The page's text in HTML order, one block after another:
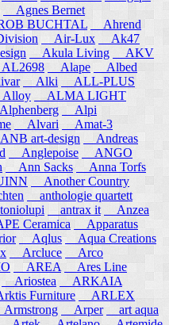
Agnes Bernet
BUCHTAL
Ahrend
Air-Lux
Ak47
Akula Living
AKV
Alape
Albed
Alki
ALL-PLUS
ALMA LIGHT
Alpi
Alvari
Amat-3
art-design
Andreas
Anglepoise
ANGO
Ann Sacks
Anna Torfs
Another Country
anthologie quartett
antrax it
Anzea
Ceramica
Apparatus
Aqlus Aqua Creations
Arcluce
Arco
AREA
Ares Line
Ariostea
ARKAIA
Furniture
ARLEX
Arper
art aqua